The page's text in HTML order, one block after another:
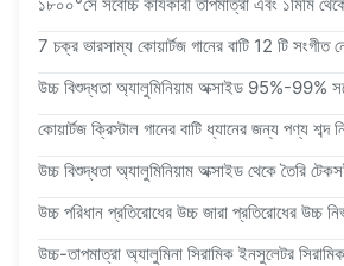
উচ্চ-তাপমাত্রা অ্যালুমিনা সিরামিক ইনসুলেটর